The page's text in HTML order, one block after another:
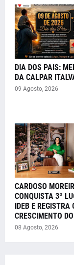
DIA DOS PAIS:
DA CALPAR
09 Agosto, 2026
CARDOSO
CONQUISTA 3º
IDEB E REGISTRA
CRESCIMENTO
08 Agosto, 2026